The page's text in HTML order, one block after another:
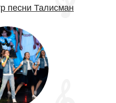
песни Талисман